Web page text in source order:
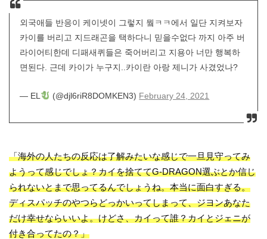
외국애들 반응이 케이넷이 그렇지 뭨ㅋㅋ에서 일단 지켜보자
카이를 버리고 지드래곤을 택하다니 믿을수없다 까지 아주 버
라이어티한데 디패새퀴들은 죽어버리고 지용아 너만 행복하
면된다. 근데 카이가 누구지..카이란 아랑 제니가 사겼었나?
— EL (@djl6riR8DOMKEN3) February 24, 2021
「海外の人たちの反応は了解みたいな感じで一旦見守ってみ
ようって感じでしょ？カイを捨ててG-DRAGON選ぶとか信じ
られないとまで思ってるんでしょうね。本当に面白すぎる。
ディスパッチのやつらどっかいってしまって、ジヨンあなた
だけ幸せならいいよ。けどさ、カイって誰？カイとジェニが
付き合ってたの？」